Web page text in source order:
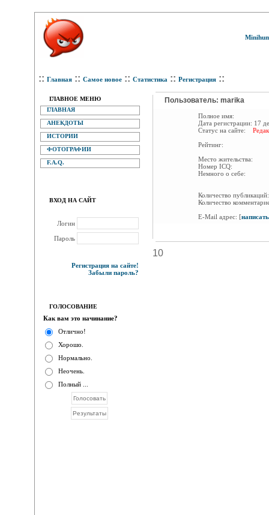
:: Главная :: Самое новое :: Статистика :: Регистрация ::
ГЛАВНОЕ МЕНЮ
ГЛАВНАЯ
АНЕКДОТЫ
ИСТОРИИ
ФОТОГРАФИИ
F.A.Q.
ВХОД НА САЙТ
Логин
Пароль
Регистрация на сайте!
Забыли пароль?
ГОЛОСОВАНИЕ
Как вам это начинание?
Отлично!
Хорошо.
Нормально.
Неочень.
Полный ...
Пользователь: marika
Полное имя:
Дата регистрации: 17
Статус на сайте:
Рейтинг:
Место жительства:
Номер ICQ:
Немного о себе:
Количество
Количество
E-Mail адрес: [
10